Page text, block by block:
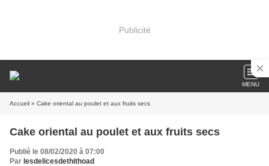
Publicité
MENU
Accueil » Cake oriental au poulet et aux fruits secs
Cake oriental au poulet et aux fruits secs
Publié le 08/02/2020 à 07:00
Par lesdelicesdethithoad